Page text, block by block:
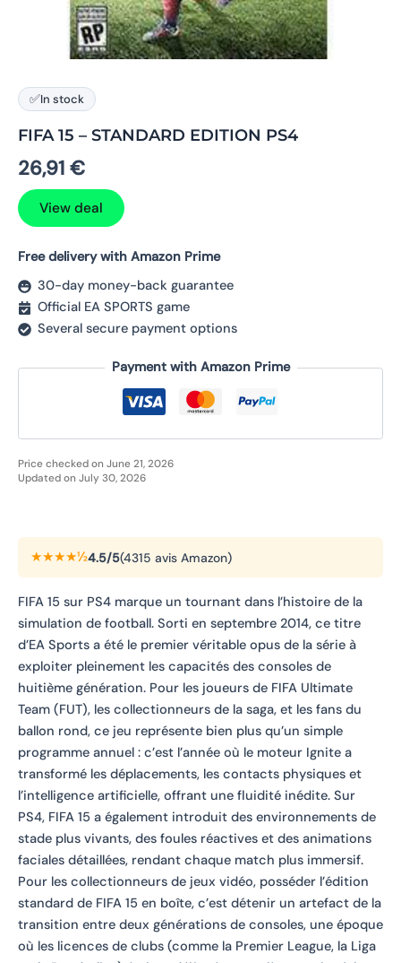
✅In stock
FIFA 15 – STANDARD EDITION PS4
26,91 €
View deal
Free delivery with Amazon Prime
30-day money-back guarantee
Official EA SPORTS game
Several secure payment options
Payment with Amazon Prime
Price checked on June 21, 2026
Updated on July 30, 2026
★★★★½4.5/5(4315 avis Amazon)
FIFA 15 sur PS4 marque un tournant dans l’histoire de la
simulation de football. Sorti en septembre 2014, ce titre
d’EA Sports a été le premier véritable opus de la série à
exploiter pleinement les capacités des consoles de
huitième génération. Pour les joueurs de FIFA Ultimate
Team (FUT), les collectionneurs de la saga, et les fans du
ballon rond, ce jeu représente bien plus qu’un simple
programme annuel : c’est l’année où le moteur Ignite a
transformé les déplacements, les contacts physiques et
l’intelligence artificielle, offrant une fluidité inédite. Sur
PS4, FIFA 15 a également introduit des environnements de
stade plus vivants, des foules réactives et des animations
faciales détaillées, rendant chaque match plus immersif.
Pour les collectionneurs de jeux vidéo, posséder l’édition
standard de FIFA 15 en boîte, c’est détenir un artefact de la
transition entre deux générations de consoles, une époque
où les licences de clubs (comme la Premier League, la Liga